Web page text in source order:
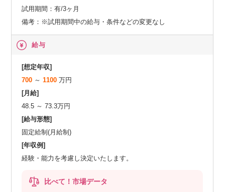
試用期間：有/3ヶ月
備考：※試用期間中の給与・条件などの変更なし
給与
[想定年収]
700 ～1100 万円
[月給]
48.5 ～ 73.3万円
[給与形態]
固定給制(月給制)
[年収例]
経験・能力を考慮し決定いたします。
比べて！市場データ